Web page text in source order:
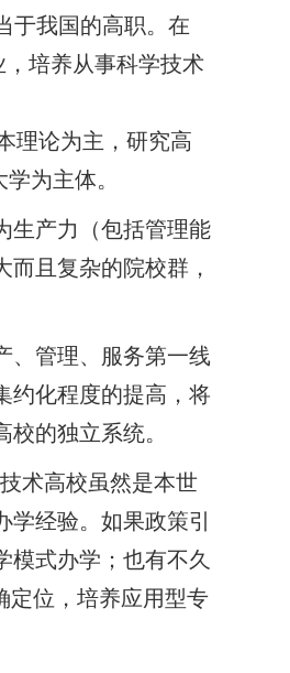
于我国的高职。在
培养从事科学技术
理论为主，研究高
学为主体。
生产力（包括管理能
且复杂的院校群，
、管理、服务第一线
约化程度的提高，将
的独立系统。
术高校虽然是本世
经验。如果政策引
模式办学；也有不久
定位，培养应用型专